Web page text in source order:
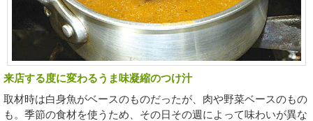
来店する度に変わるうま味凝縮のつけ汁
取材時は白身魚がベースのものだったが、肉や野菜ベースのもの
も。季節の食材を使うため、その日その週によって味わいが異な